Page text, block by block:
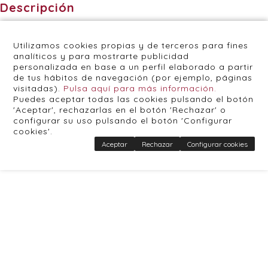
Descripción
Utilizamos cookies propias y de terceros para fines
analíticos y para mostrarte publicidad
personalizada en base a un perfil elaborado a partir
de tus hábitos de navegación (por ejemplo, páginas
visitadas). Pulsa aquí para más información.
Puedes aceptar todas las cookies pulsando el botón
'Aceptar', rechazarlas en el botón 'Rechazar' o
configurar su uso pulsando el botón 'Configurar
cookies'.
Aceptar Rechazar Configurar cookies